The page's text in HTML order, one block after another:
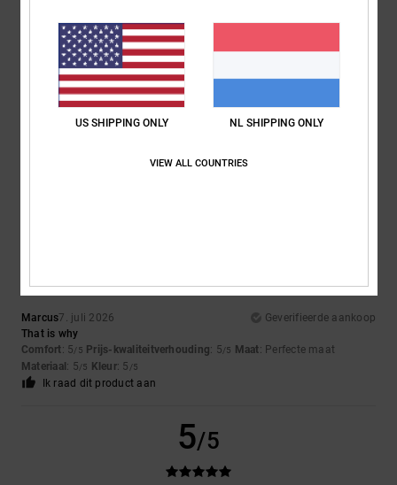
4 /5
9. juli 2026
Geverifieerde aankoop
Prijs-kwaliteitverhouding: 5/5 Maat
Marcus7. juli 2026
Geverifieerde aankoop
That is why
Comfort: 5/5 Prijs-kwaliteitverhouding: 5/5 Maat: Perfecte maat
Materiaal : 5/5 Kleur: 5 /5
Ik raad dit product aan
5/5
US SHIPPING ONLY NL SHIPPING ONLY
VIEW ALL COUNTRIES